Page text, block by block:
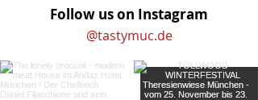
Follow us on Instagram
@tastymuc.de